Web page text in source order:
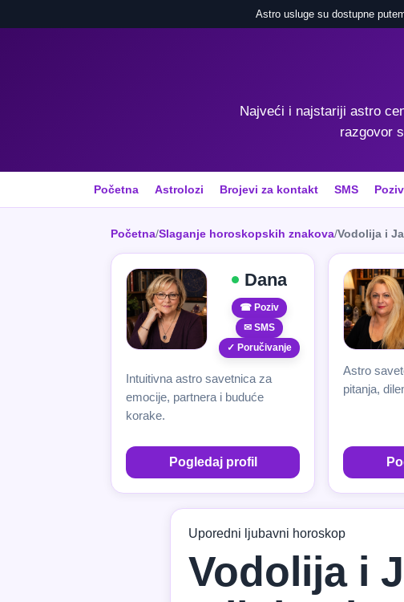
Astro usluge su dostupne
Najveći i najstariji astro
razgovor
Početna Astrolozi Brojevi za kontakt SMS Poziv
Početna/Slaganje horoskopskih znakova/Vodolija i
Dana
☎ Poziv
✉ SMS
✓ Poručivanje
Intuitivna astro savetnica za
emocije, partnera i buduće
korake.
Pogledaj profil
Astro
pitanja,
Uporedni ljubavni horoskop
Vodolija i